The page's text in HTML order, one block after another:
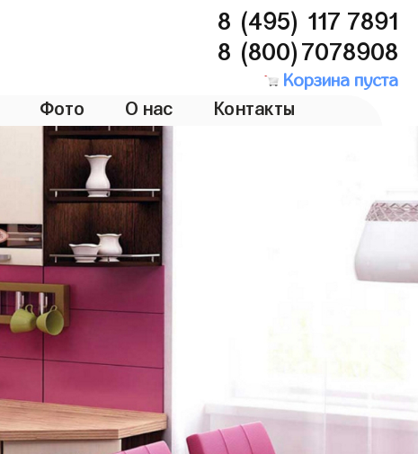
8 (495) 117 7891
8 (800)7078908
Корзина пуста
Фото О нас Контакты